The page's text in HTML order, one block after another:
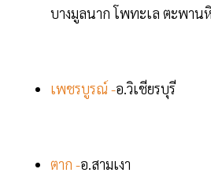
บางมูลนาก โพทะเล ตะพา
เพชรบูรณ์ -อ.วิเชียรบุรี
ตาก -อ.สามเงา